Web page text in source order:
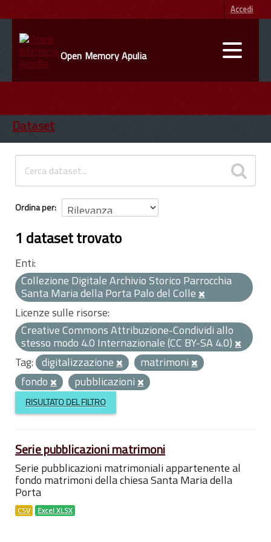
Accedi
Open Memory Apulia
ENTI
INFORMAZIONI
Dataset
Ordina per
1 dataset trovato
Enti:
Collezione Digitale Archivio Storico Parrocchia
Santa Maria della Porta Palo del Colle
Licenze sulle risorse:
Creative Commons Attribuzione-Condividi allo
stesso modo 4.0 Internazionale (CC BY-SA 4.0)
Tag: digitalizzazione
matrimoni
fondo
pubblicazioni
RISULTATO DEL FILTRO
Serie pubblicazioni matrimoni
Serie pubblicazioni matrimoniali appartenente al
fondo matrimoni della chiesa Santa Maria della
Porta
CSV Excel XLSX